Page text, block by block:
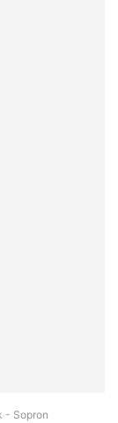
- Sopron